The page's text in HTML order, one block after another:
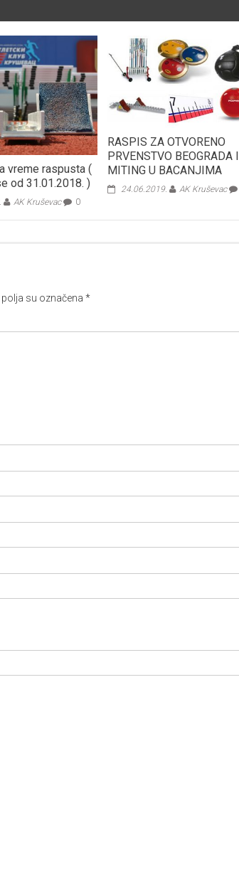
vreme raspusta (
od 31.01.2018. )
AK Kruševac 0
RASPIS ZA OTVORENO
PRVENSTVO BEOGRADA I
MITING U BACANJIMA
24.06.2019. AK Kruševac
su označena *